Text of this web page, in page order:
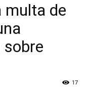
multa de
17